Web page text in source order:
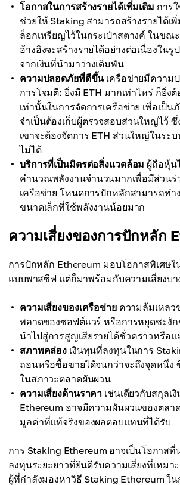
โอกาสในการสร้างรายได้เพิ่มเติม การ
ช่วยให้ Staking สามารถสร้างรายได้เ
ล็อกเหรียญไว้ในกระเป๋าสตางค์ ในขณ
อ้างอิงจะสร้างรายได้อย่างต่อเนื่องในรู
จากเงินที่นำมาวางเดิมพัน
ความปลอดภัยที่ดีขึ้นเครือข่ายมีความ
การโจมตี: ยิ่งมี ETH มากเท่าไหร่ ก็ยิ่ง
เท่านั้นในการจัดการเครือข่าย เพื่อเป็
จำเป็นต้องเก็บผู้ตรวจสอบส่วนใหญ่ไว้
เขาจะต้องจัดการ ETH ส่วนใหญ่ในระ
ไม่ได้
บริการที่เป็นมิตรต่อสิ่งแวดล้อม ผู้ถือหุ้น
คำนวณพลังงานจำนวนมากเพื่อมีส่วนร่
เครือข่าย โหนดการปักหลักสามารถทำ
ขนาดเล็กที่ใช้พลังงานน้อยมาก
ความเสี่ยงของการปักหลัก
การปักหลัก Ethereum มอบโอกาสพิเศษใ
แบบพาสซีฟ แต่ก็มาพร้อมกับความเสี่ยงบา
ความเสี่ยงของเครือข่ายความล้มเหลว
พลาดของซอฟต์แวร์ หรือการหยุดชะงัก
นำไปสู่การสูญเสียรายได้ชั่วคราวหรือ
สภาพคล่อง เงินทุนที่ลงทุนในการ
ถอนหรือซื้อขายได้จนกว่าจะถึงจุดหนึ่ง
ในสภาวะตลาดผันผวน
ความเสี่ยงด้านราคา เช่นเดียวกับสกุลเ
Ethereum อาจมีความผันผวนของตลา
มูลค่าที่แท้จริงของผลตอบแทนที่ได้รับ
การ Staking Ethereum อาจเป็นโอกาส
ลงทุนระยะยาวที่ยินดีรับความเสี่ยงที่เหม
ผู้ที่กำลังมองหาวิธี Staking Ethereum ใ